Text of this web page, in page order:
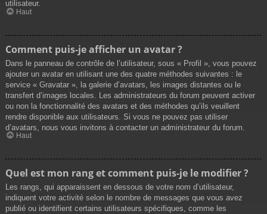
utilisateur.
Haut
Comment puis-je afficher un avatar ?
Dans le panneau de contrôle de l’utilisateur, sous « Profil », vous pouvez
ajouter un avatar en utilisant une des quatre méthodes suivantes : le
service « Gravatar », la galerie d’avatars, les images distantes ou le
transfert d’images locales. Les administrateurs du forum peuvent activer
ou non la fonctionnalité des avatars et des méthodes qu’ils veuillent
rendre disponible aux utilisateurs. Si vous ne pouvez pas utiliser
d’avatars, nous vous invitons à contacter un administrateur du forum.
Haut
Quel est mon rang et comment puis-je le modifier ?
Les rangs, qui apparaissent en dessous de votre nom d’utilisateur,
indiquent votre activité selon le nombre de messages que vous avez
publié ou identifient certains utilisateurs spécifiques, comme les